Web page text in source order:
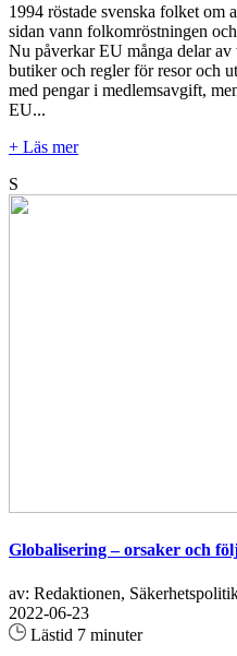
1994 röstade svenska folket om
sidan vann folkomröstningen
Nu påverkar EU många delar av
butiker och regler för resor och
med pengar i medlemsavgift,
EU...
+ Läs mer
S
Globalisering – orsaker och
av: Redaktionen,
2022-06-23
Lästid 7 minuter